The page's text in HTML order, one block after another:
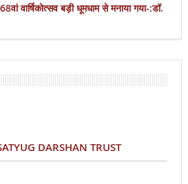
वार्षिकोत्सव बड़ी धूमधाम से मनाया गया-:डॉ.
DARSHAN TRUST